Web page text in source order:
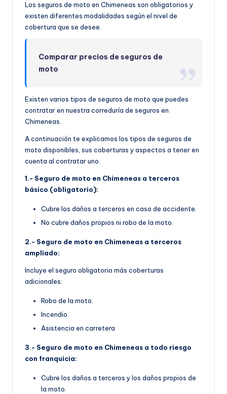
Los seguros de moto en Chimeneas son obligatorios y
existen diferentes modalidades según el nivel de
cobertura que se desee.
Comparar precios de seguros de
moto
Existen varios tipos de seguros de moto que puedes
contratar en nuestra correduría de seguros en
Chimeneas.
A continuación te explicamos los tipos de seguros de
moto disponibles, sus coberturas y aspectos a tener en
cuenta al contratar uno.
1.- Seguro de moto en Chimeneas a terceros
básico (obligatorio):
Cubre los daños a terceros en caso de accidente.
No cubre daños propios ni robo de la moto.
2.- Seguro de moto en Chimeneas a terceros
ampliado:
Incluye el seguro obligatorio más coberturas
adicionales:
Robo de la moto.
Incendio.
Asistencia en carretera
3.- Seguro de moto en Chimeneas a todo riesgo
con franquicia:
Cubre los daños a terceros y los daños propios de
la moto.